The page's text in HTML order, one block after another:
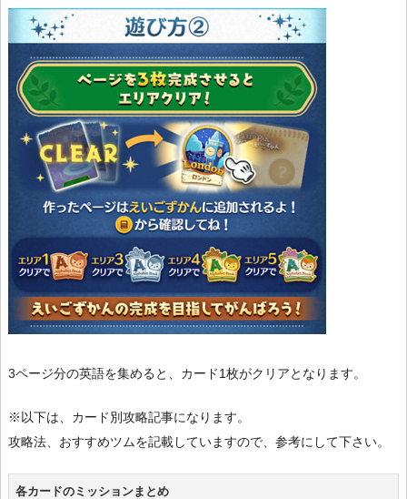
3ページ分の英語を集めると、カード1枚がクリアとなります。
※以下は、カード別攻略記事になります。
攻略法、おすすめツムを記載していますので、参考にして下さい。
各カードのミッションまとめ